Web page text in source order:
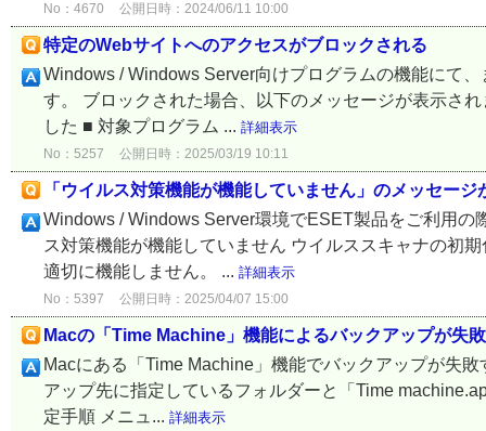
No：4670 公開日時：2024/06/11 10:00
特定のWebサイトへのアクセスがブロックされる
Windows / Windows Server向けプログラムの機能にて
す。 ブロックされた場合、以下のメッセージが表示さ
した ■ 対象プログラム ... 詳細表示
No：5257 公開日時：2025/03/19 10:11
「ウイルス対策機能が機能していません」のメッセージ
Windows / Windows Server環境でESET製品をご利用
ス対策機能が機能していません ウイルススキャナの初
適切に機能しません。 ... 詳細表示
No：5397 公開日時：2025/04/07 15:00
Macの「Time Machine」機能によるバックアップが失
Macにある「Time Machine」機能でバックアップが失
アップ先に指定しているフォルダーと「Time
定手順 メニュ... 詳細表示